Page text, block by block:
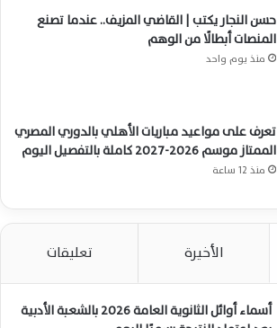
حسن النجار يكتب | القاضي المزيف.. عندما تصنع
المنصات أبطالًا من الوهم
منذ يوم واحد
تعرف على مواعيد مباريات الأهلي بالدوري المصري
الممتاز موسم 2026-2027 كاملة بالتفصيل اليوم
منذ 12 ساعة
الأخيرة تعليقات
أسماء أوائل الثانوية العامة 2026 بالشعبة الأدبية